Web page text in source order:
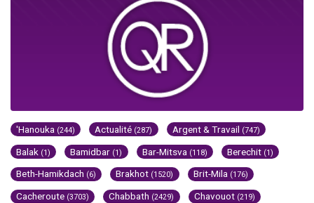
'Hanouka (244) Actualité (287) Argent & Travail (747)
Balak (1) Bamidbar (1) Bar-Mitsva (118) Berechit (1)
Beth-Hamikdach (6) Brakhot (1520) Brit-Mila (176)
Cacheroute (3703) Chabbath (2429) Chavouot (219)